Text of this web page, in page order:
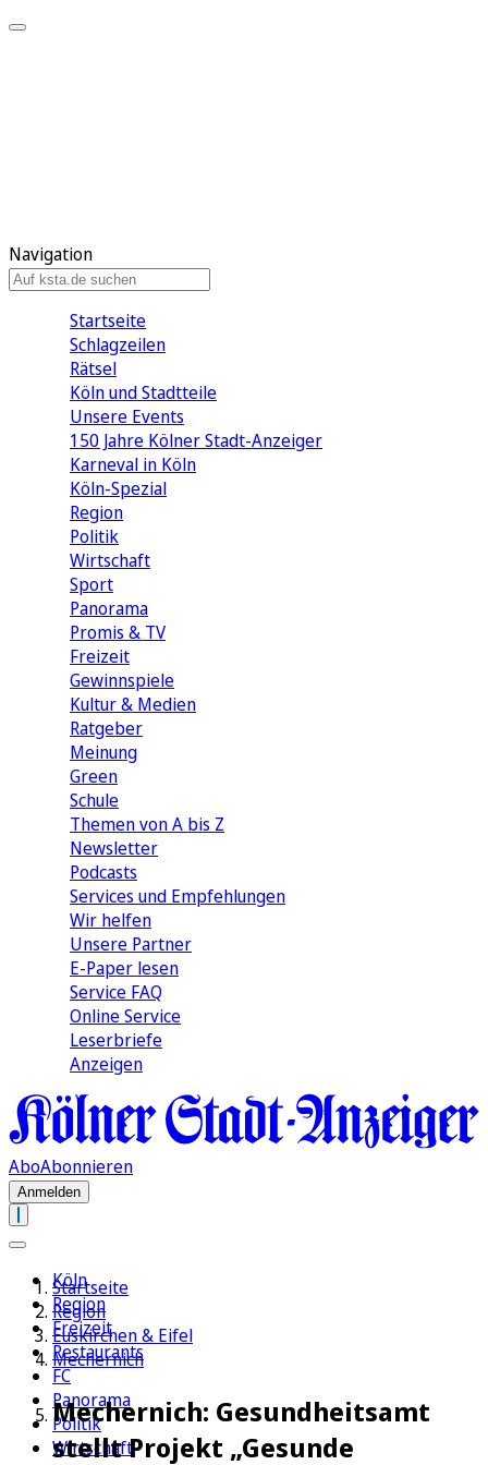
Navigation
Startseite
Schlagzeilen
Rätsel
Köln und Stadtteile
Unsere Events
150 Jahre Kölner Stadt-Anzeiger
Karneval in Köln
Köln-Spezial
Region
Politik
Wirtschaft
Sport
Panorama
Promis & TV
Freizeit
Gewinnspiele
Kultur & Medien
Ratgeber
Meinung
Green
Schule
Themen von A bis Z
Newsletter
Podcasts
Services und Empfehlungen
Wir helfen
Unsere Partner
E-Paper lesen
Service FAQ
Online Service
Leserbriefe
Anzeigen
AboAbonnieren
Anmelden
Köln
Region
Freizeit
Restaurants
FC
Panorama
Politik
Wirtschaft
Startseite
Region
Euskirchen & Eifel
Mechernich
Mechernich: Gesundheitsamt
stellt Projekt „Gesunde